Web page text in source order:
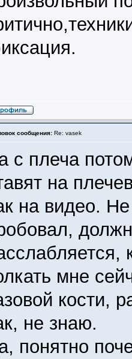
сообщения: Re: vasek
с плеча
на
на видео.
мне
кости,
не знаю.
понятно